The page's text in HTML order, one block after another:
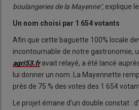
boulangeries de la Mayenne", explique
Un nom choisi par 1 654 votants
Afin que cette baguette 100% locale
incontournable de notre gastronomie,
agri53.fravait relayé, a été lancé
lui donner un nom. La Mayennette
près de 75 % des votes des 1 654
Le projet émane d'un double constat :